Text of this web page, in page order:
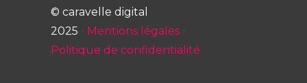
© caravelle digital
2025
Mentions légales
Politique de confidentialité